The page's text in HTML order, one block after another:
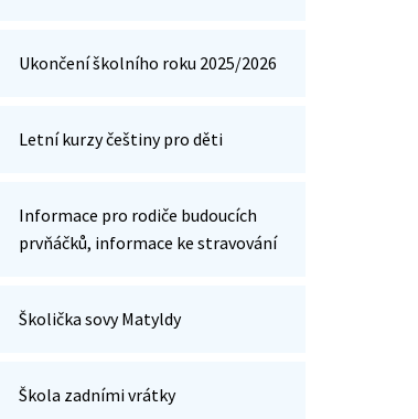
Ukončení školního roku 2025/2026
Letní kurzy češtiny pro děti
Informace pro rodiče budoucích
prvňáčků, informace ke stravování
Školička sovy Matyldy
Škola zadními vrátky